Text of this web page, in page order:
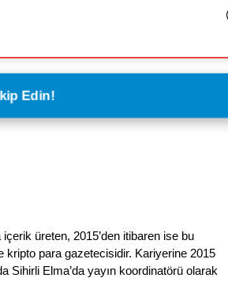
Edin!
üreten, 2015’den itibaren ise bu
para gazetecisidir. Kariyerine 2015
Sihirli Elma’da yayın koordinatörü olarak